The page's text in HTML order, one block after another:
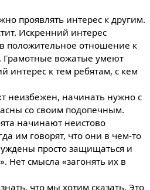
проявлять интерес к другим.
Искренний интерес
положительное отношение к
Грамотные вожатые умеют
интерес к тем ребятам, с кем
неизбежен, начинать нужно с
со своим подопечным.
начинают неистово
им говорят, что они в чем-то
просто защищаться и
Нет смысла «загонять их в
что мы хотим сказать. Это